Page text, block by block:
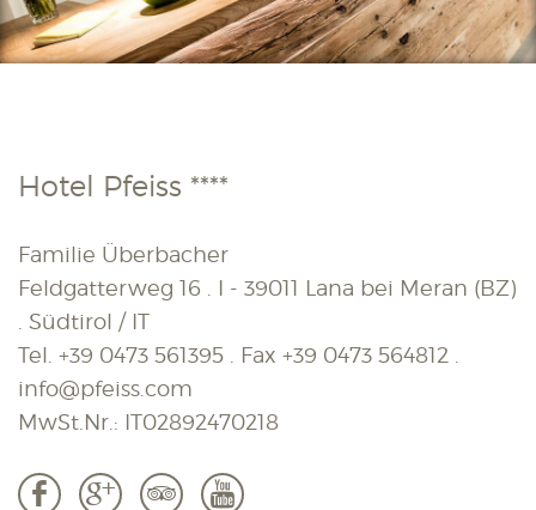
Hotel Pfeiss ****
Familie Überbacher
Feldgatterweg 16 . I - 39011 Lana bei Meran (BZ)
. Südtirol / IT
Tel. +39 0473 561395 . Fax +39 0473 564812
info@pfeiss.com
MwSt.Nr.: IT02892470218
b c 3 r